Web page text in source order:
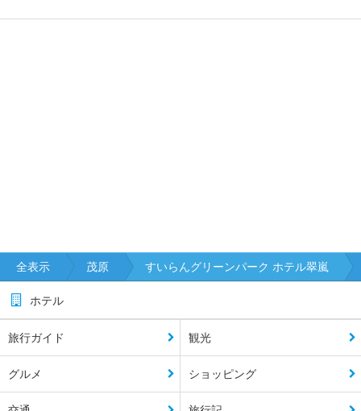
全表示 茂原 すいらんグリーンパーク ホテル翠嵐
ホテル
旅行ガイド 観光
グルメ ショッピング